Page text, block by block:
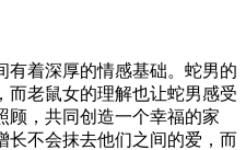
有着深厚的情感基础。蛇男的
而老鼠女的理解也让蛇男感受
顾，共同创造一个幸福的家
长不会抹去他们之间的爱，而